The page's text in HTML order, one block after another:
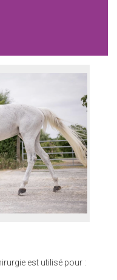
est utilisé pour :